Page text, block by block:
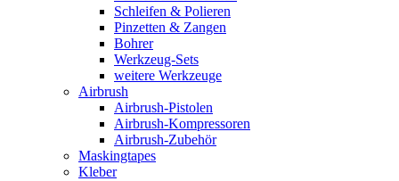
Schleifen & Polieren
Pinzetten & Zangen
Bohrer
Werkzeug-Sets
weitere Werkzeuge
Airbrush
Airbrush-Pistolen
Airbrush-Kompressoren
Airbrush-Zubehör
Maskingtapes
Kleber